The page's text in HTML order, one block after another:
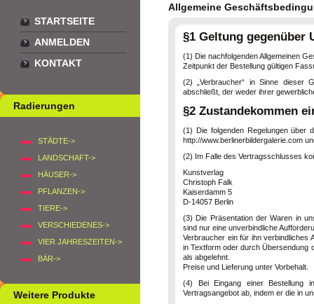
STARTSEITE
ANMELDEN
KONTAKT
Radierungen
STÄDTE->
LANDSCHAFT->
HÄUSER->
PFLANZEN->
TIERE->
VERSCHIEDENES->
VIER JAHRESZEITEN->
BÄR->
Weitere Produkte
Allgemeine
§1 Geltung gegenüber
(1) Die nachfolgenden Allgemeinen
Zeitpunkt der Bestellung gültigen
(2) „Verbraucher“ in Sinne dieser
abschließt, der weder ihrer
§2 Zustandekommen
(1) Die folgenden Regelungen über
http://www.berlinerbildergalerie.com
(2) Im Falle des Vertragsschlusses
Kunstverlag
Christoph Falk
Kaiserdamm 5
D-14057 Berlin
(3) Die Präsentation der Waren in
sind nur eine unverbindliche
Verbraucher ein für ihn verbindliches
in Textform oder durch Übersendung
als abgelehnt.
Preise und Lieferung unter Vorbehalt.
(4) Bei Eingang einer Bestellung
Vertragsangebot ab, indem er die in